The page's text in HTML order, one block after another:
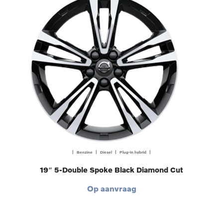
| Benzine | Diesel | Plug-in hybrid |
19″ 5-Double Spoke Black Diamond Cut
Op aanvraag